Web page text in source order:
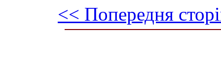
<< Попередня